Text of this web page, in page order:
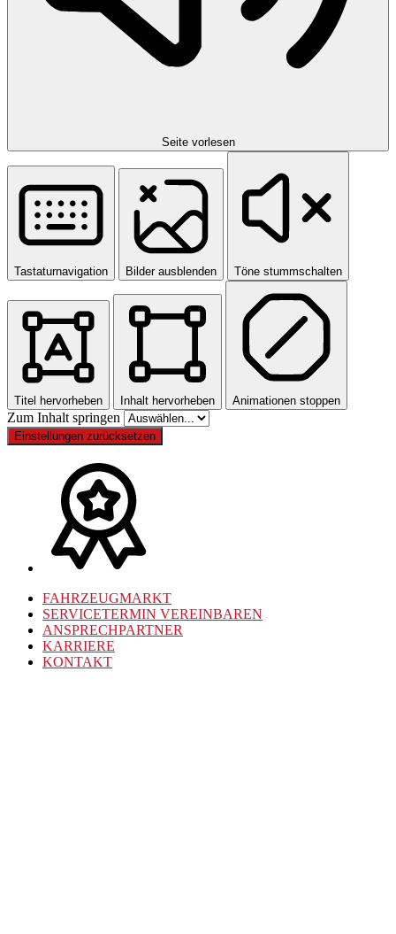
Seite vorlesen
Tastaturnavigation Bilder ausblenden Töne stummschalten
Titel hervorheben Inhalt hervorheben Animationen stoppen
Zum Inhalt springen
Einstellungen zurücksetzen
FAHRZEUGMARKT
SERVICETERMIN VEREINBAREN
ANSPRECHPARTNER
KARRIERE
KONTAKT